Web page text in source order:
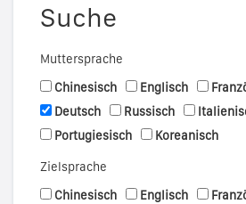
Suche
Muttersprache
Chinesisch
Englisch
Deutsch
Russisch
Portugiesisch
Koreanisch
Zielsprache
Chinesisch
Englisch